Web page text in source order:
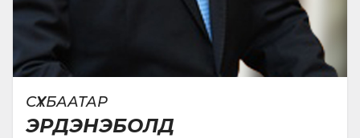
СҮХБААТАР
ЭРДЭНЭБОЛД